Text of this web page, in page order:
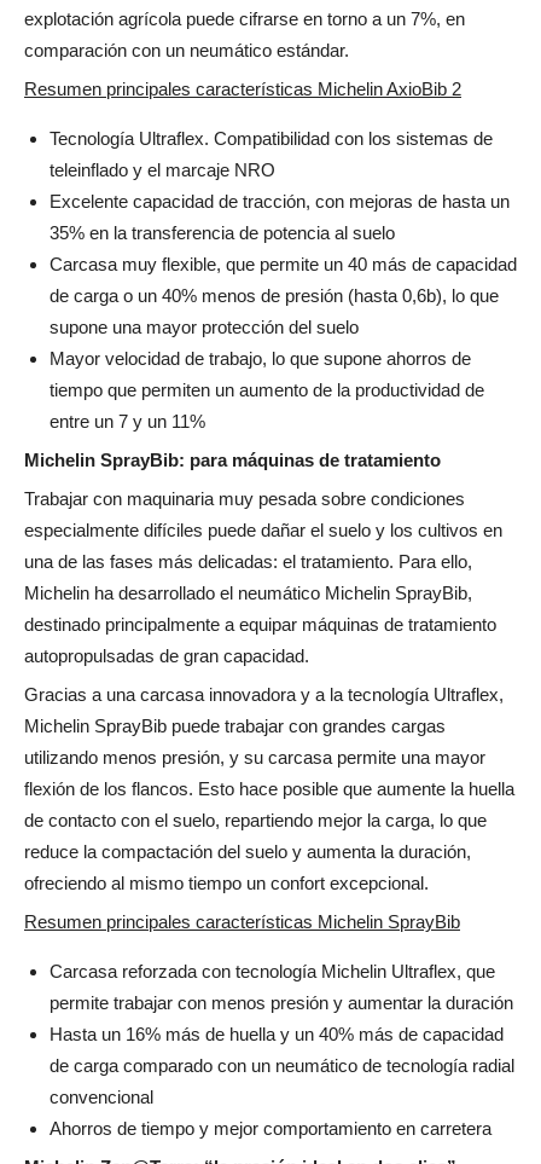
explotación agrícola puede cifrarse en torno a un 7%, en
comparación con un neumático estándar.
Resumen principales características Michelin AxioBib 2
Tecnología Ultraflex. Compatibilidad con los sistemas de
teleinflado y el marcaje NRO
Excelente capacidad de tracción, con mejoras de hasta un
35% en la transferencia de potencia al suelo
Carcasa muy flexible, que permite un 40 más de capacidad
de carga o un 40% menos de presión (hasta 0,6b), lo que
supone una mayor protección del suelo
Mayor velocidad de trabajo, lo que supone ahorros de
tiempo que permiten un aumento de la productividad de
entre un 7 y un 11%
Michelin SprayBib: para máquinas de tratamiento
Trabajar con maquinaria muy pesada sobre condiciones
especialmente difíciles puede dañar el suelo y los cultivos en
una de las fases más delicadas: el tratamiento. Para ello,
Michelin ha desarrollado el neumático Michelin SprayBib,
destinado principalmente a equipar máquinas de tratamiento
autopropulsadas de gran capacidad.
Gracias a una carcasa innovadora y a la tecnología Ultraflex,
Michelin SprayBib puede trabajar con grandes cargas
utilizando menos presión, y su carcasa permite una mayor
flexión de los flancos. Esto hace posible que aumente la huella
de contacto con el suelo, repartiendo mejor la carga, lo que
reduce la compactación del suelo y aumenta la duración,
ofreciendo al mismo tiempo un confort excepcional.
Resumen principales características Michelin SprayBib
Carcasa reforzada con tecnología Michelin Ultraflex, que
permite trabajar con menos presión y aumentar la duración
Hasta un 16% más de huella y un 40% más de capacidad
de carga comparado con un neumático de tecnología radial
convencional
Ahorros de tiempo y mejor comportamiento en carretera